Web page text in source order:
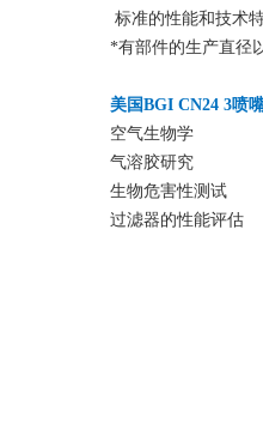
标准的性能和技术
*有部件的生产直径
美国BGI CN24 3喷
空气生物学
气溶胶研究
生物危害性测试
过滤器的性能评估